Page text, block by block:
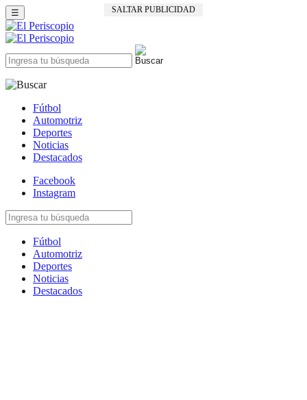
SALTAR PUBLICIDAD
☰
Fútbol
Automotriz
Deportes
Noticias
Destacados
Facebook
Instagram
Fútbol
Automotriz
Deportes
Noticias
Destacados